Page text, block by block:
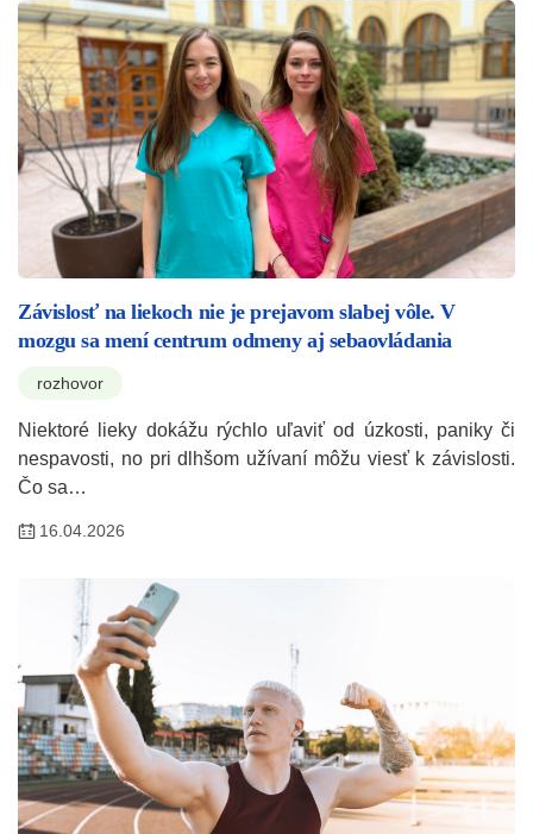
Závislosť na liekoch nie je prejavom slabej vôle. V
mozgu sa mení centrum odmeny aj sebaovládania
rozhovor
Niektoré lieky dokážu rýchlo uľaviť od úzkosti, paniky či
nespavosti, no pri dlhšom užívaní môžu viesť k závislosti.
Čo sa…
16.04.2026